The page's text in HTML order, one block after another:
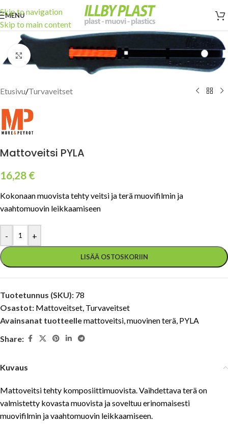
Skip to navigation
Skip to main content
MENU
Click to enlarge
Etusivu/Turvaveitset
Mattoveitsi PYLA
16,28 €
Kokonaan muovista tehty veitsi ja terä muovifilmin ja
vaahtomuovin leikkaamiseen
- +
LISÄÄ OSTOSKORIIN
Tuotetunnus (SKU): 78
Osastot: Mattoveitset, Turvaveitset
Avainsanat tuotteellemattoveitsi,muovinen terä, PYLA
Share:
Kuvaus
Mattoveitsi tehty komposiittimuovista. Vaihdettava terä on
valmistetty kovasta muovista ja soveltuu erinomaisesti
muovifilmin ja vaahtomuovin leikkaamiseen.